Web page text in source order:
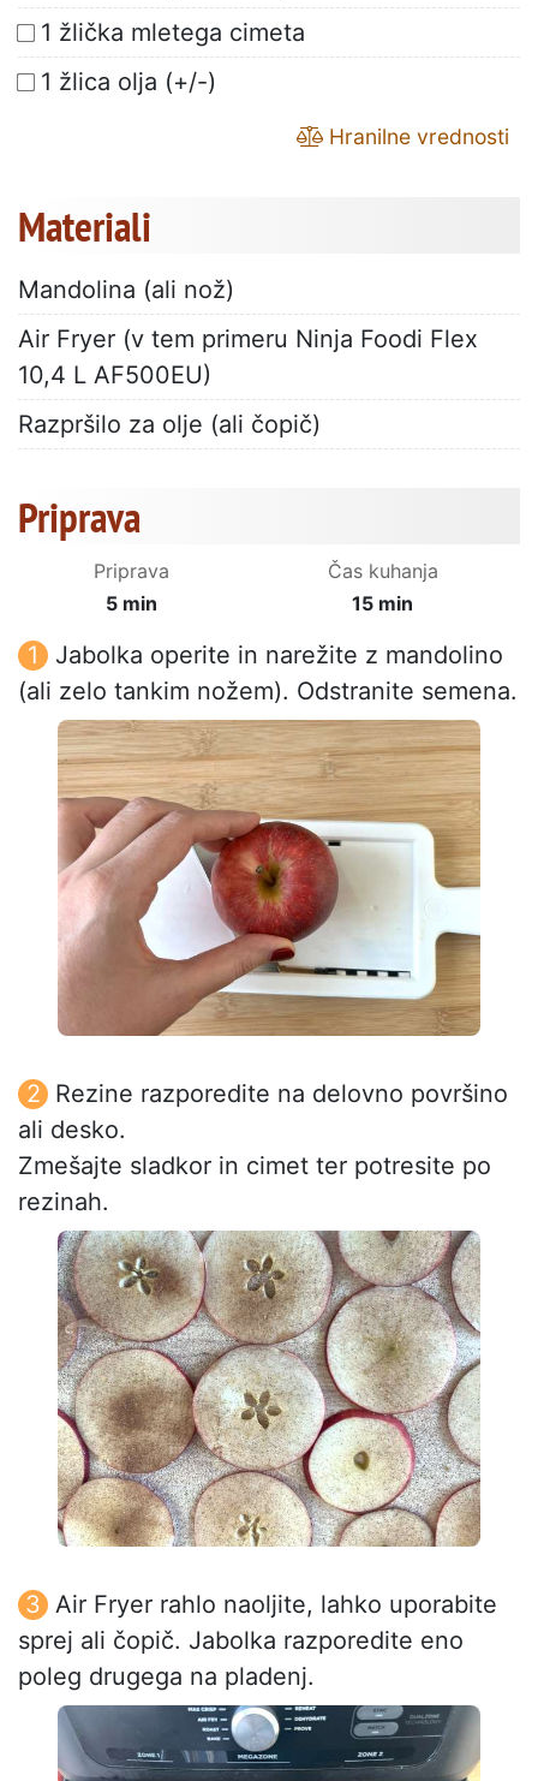
1 žlička mletega cimeta
1 žlica olja (+/-)
Hranilne vrednosti
Materiali
Mandolina (ali nož)
Air Fryer (v tem primeru Ninja Foodi Flex
10,4 L AF500EU)
Razpršilo za olje (ali čopič)
Priprava
Priprava
5 min
Čas kuhanja
15 min
Jabolka operite in narežite z mandolino
(ali zelo tankim nožem). Odstranite semena.
Rezine razporedite na delovno površino
ali desko.
Zmešajte sladkor in cimet ter potresite po
rezinah.
Air Fryer rahlo naoljite, lahko uporabite
sprej ali čopič. Jabolka razporedite eno
poleg drugega na pladenj.